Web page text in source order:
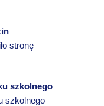
stronę
szkolnego
szkolnego